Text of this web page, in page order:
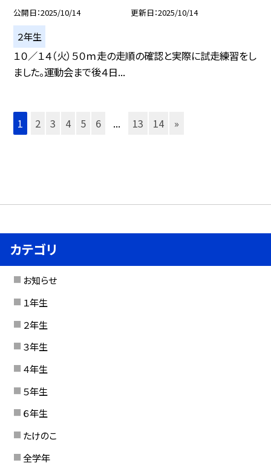
公開日 2025/10/14 更新日 2025/10/14
２年生
１０／１４（火）５０ｍ走の走順の確認と実際に試走練習をし
ました。運動会まで後４日...
1 2 3 4 5 6 ... 13 14 »
カテゴリ
お知らせ
１年生
２年生
３年生
４年生
５年生
６年生
たけのこ
全学年